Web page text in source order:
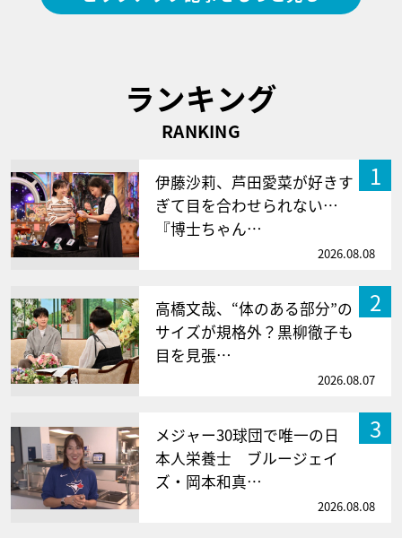
ランキング
RANKING
1
伊藤沙莉、芦田愛菜が好きす
ぎて目を合わせられない…
『博士ちゃん…
2026.08.08
2
高橋文哉、“体のある部分”の
サイズが規格外？黒柳徹子も
目を見張…
2026.08.07
3
メジャー30球団で唯一の日
本人栄養士 ブルージェイ
ズ・岡本和真…
2026.08.08